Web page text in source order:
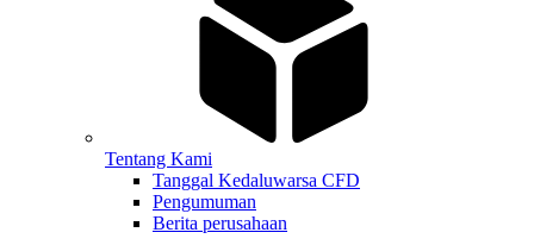
Tentang Kami
Tanggal Kedaluwarsa CFD
Pengumuman
Berita perusahaan